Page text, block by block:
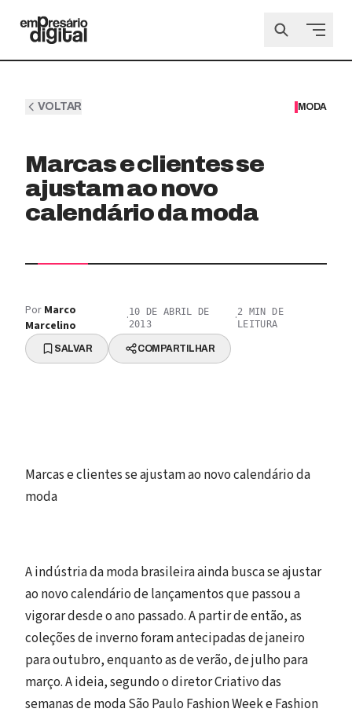
VOLTAR MODA
Marcas e clientes se
ajustam ao novo
calendário da moda
Por Marco
Marcelino
·10 DE ABRIL DE
2013
·2 MIN DE
LEITURA
SALVAR COMPARTILHAR
Marcas e clientes se ajustam ao novo calendário da
moda
A indústria da moda brasileira ainda busca se ajustar
ao novo calendário de lançamentos que passou a
vigorar desde o ano passado. A partir de então, as
coleções de inverno foram antecipadas de janeiro
para outubro, enquanto as de verão, de julho para
março. A ideia, segundo o diretor Criativo das
semanas de moda São Paulo Fashion Week e Fashion